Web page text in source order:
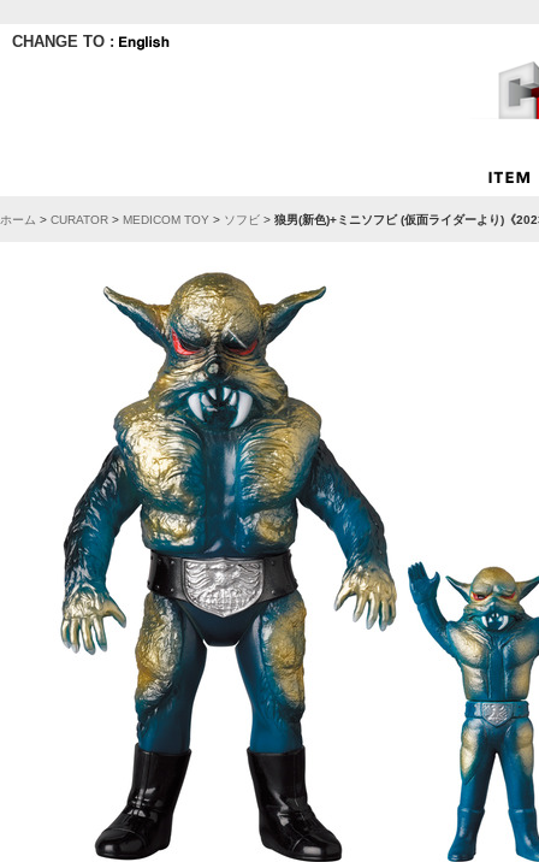
CHANGE TO :
ホーム > CURATOR > MEDICOM TOY > ソフビ > 狼男(新色)+ミニソフビ (仮面ライダーより)《